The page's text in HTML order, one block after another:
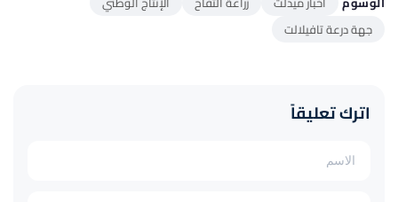
جهة درعة تافيلالت
اترك تعليقاً